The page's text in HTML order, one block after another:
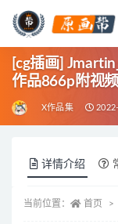
[cg插画]
作品866p附视
X作品集
详情介绍
当前位置： 首页